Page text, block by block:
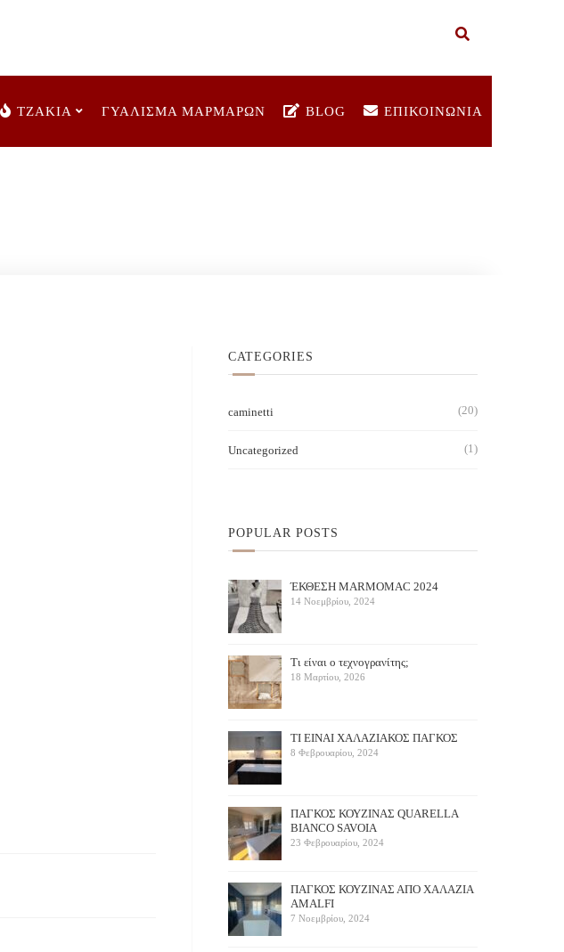
ΤΖΑΚΙΑ ΓΥΑΛΙΣΜΑ ΜΑΡΜΑΡΩΝ BLOG ΕΠΙΚΟΙΝΩΝΙΑ
CATEGORIES
caminetti (20)
Uncategorized (1)
POPULAR POSTS
ΈΚΘΕΣΗ ΜARMOMAC 2024
14 Νοεμβρίου, 2024
Τι είναι ο τεχνογρανίτης;
18 Μαρτίου, 2026
ΤΙ ΕΙΝΑΙ ΧΑΛΑΖΙΑΚΟΣ ΠΑΓΚΟΣ
8 Φεβρουαρίου, 2024
ΠΑΓΚΟΣ ΚΟΥΖΙΝΑΣ QUARELLA
BIANCO SAVOIA
23 Φεβρουαρίου, 2024
ΠAΓΚΟΣ ΚΟΥΖΙΝΑΣ ΑΠΟ ΧΑΛΑΖΙΑ
AMALFI
7 Νοεμβρίου, 2024